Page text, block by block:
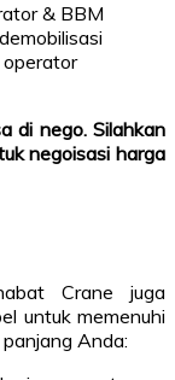
& BBM
operator
di nego. Silahkan
negoisasi harga
Crane juga
untuk memenuhi
Anda: